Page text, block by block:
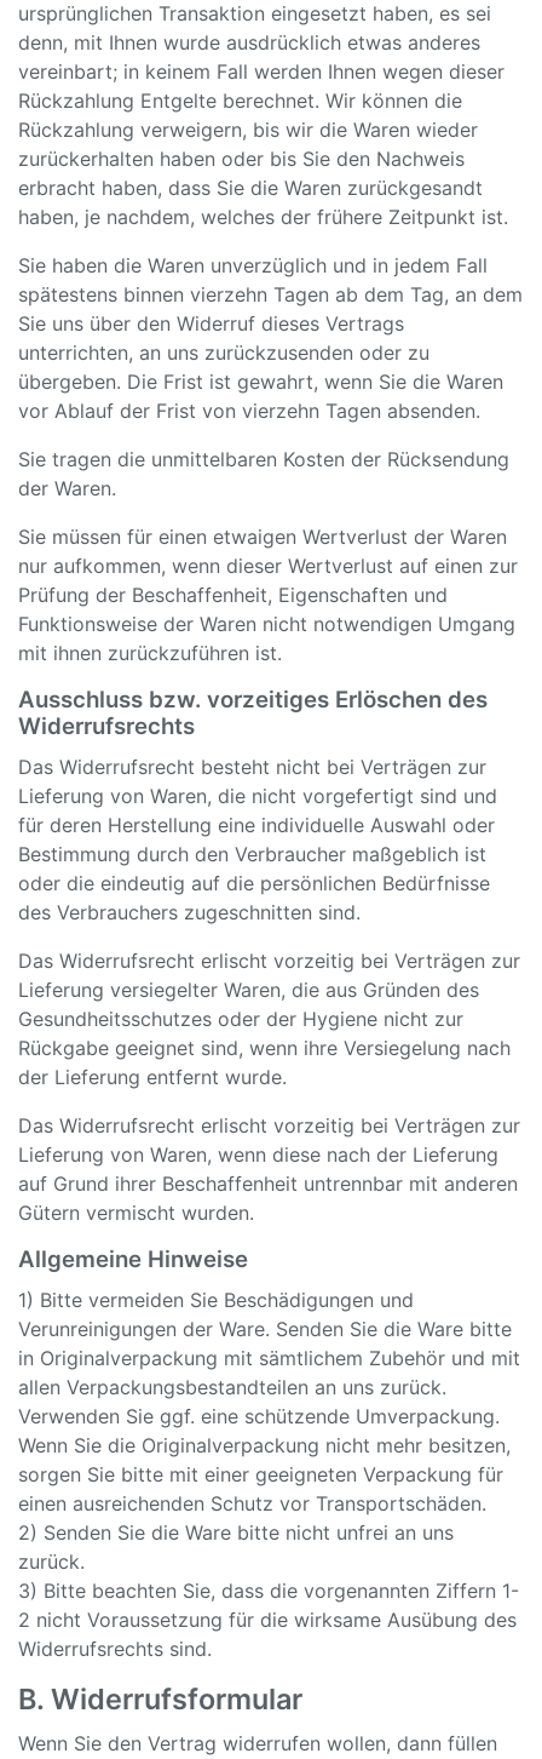
ursprünglichen Transaktion eingesetzt haben, es sei
denn, mit Ihnen wurde ausdrücklich etwas anderes
vereinbart; in keinem Fall werden Ihnen wegen dieser
Rückzahlung Entgelte berechnet. Wir können die
Rückzahlung verweigern, bis wir die Waren wieder
zurückerhalten haben oder bis Sie den Nachweis
erbracht haben, dass Sie die Waren zurückgesandt
haben, je nachdem, welches der frühere Zeitpunkt ist.
Sie haben die Waren unverzüglich und in jedem Fall
spätestens binnen vierzehn Tagen ab dem Tag, an dem
Sie uns über den Widerruf dieses Vertrags
unterrichten, an uns zurückzusenden oder zu
übergeben. Die Frist ist gewahrt, wenn Sie die Waren
vor Ablauf der Frist von vierzehn Tagen absenden.
Sie tragen die unmittelbaren Kosten der Rücksendung
der Waren.
Sie müssen für einen etwaigen Wertverlust der Waren
nur aufkommen, wenn dieser Wertverlust auf einen zur
Prüfung der Beschaffenheit, Eigenschaften und
Funktionsweise der Waren nicht notwendigen Umgang
mit ihnen zurückzuführen ist.
Ausschluss bzw. vorzeitiges Erlöschen des
Widerrufsrechts
Das Widerrufsrecht besteht nicht bei Verträgen zur
Lieferung von Waren, die nicht vorgefertigt sind und
für deren Herstellung eine individuelle Auswahl oder
Bestimmung durch den Verbraucher maßgeblich ist
oder die eindeutig auf die persönlichen Bedürfnisse
des Verbrauchers zugeschnitten sind.
Das Widerrufsrecht erlischt vorzeitig bei Verträgen zur
Lieferung versiegelter Waren, die aus Gründen des
Gesundheitsschutzes oder der Hygiene nicht zur
Rückgabe geeignet sind, wenn ihre Versiegelung nach
der Lieferung entfernt wurde.
Das Widerrufsrecht erlischt vorzeitig bei Verträgen zur
Lieferung von Waren, wenn diese nach der Lieferung
auf Grund ihrer Beschaffenheit untrennbar mit anderen
Gütern vermischt wurden.
Allgemeine Hinweise
1) Bitte vermeiden Sie Beschädigungen und
Verunreinigungen der Ware. Senden Sie die Ware bitte
in Originalverpackung mit sämtlichem Zubehör und mit
allen Verpackungsbestandteilen an uns zurück.
Verwenden Sie ggf. eine schützende Umverpackung.
Wenn Sie die Originalverpackung nicht mehr besitzen,
sorgen Sie bitte mit einer geeigneten Verpackung für
einen ausreichenden Schutz vor Transportschäden.
2) Senden Sie die Ware bitte nicht unfrei an uns
zurück.
3) Bitte beachten Sie, dass die vorgenannten Ziffern 1-
2 nicht Voraussetzung für die wirksame Ausübung des
Widerrufsrechts sind.
B. Widerrufsformular
Wenn Sie den Vertrag widerrufen wollen, dann füllen